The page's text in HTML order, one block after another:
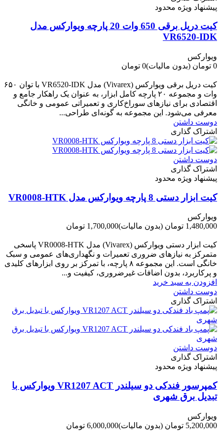
پیشنهاد ویژه محدود
کیت دریل برقی 650 وات 20 پارچه ویوارکس مدل
VR6520-IDK
ویوارکس
0 تومان
(بدون مالیات)0 تومان
کیت دریل برقی ویوارکس (Vivarex) مدل VR6520-IDK با توان ۶۵۰
وات و مجموعه ۲۰ پارچه کامل ابزار، به عنوان یک راهکار جامع و
اقتصادی برای نیازهای سوراخ‌کاری و تعمیراتی عمومی و خانگی
معرفی می‌شود. این مجموعه به گونه‌ای طراحی...
دوست داشتن
اشتراک گذاری
دوست داشتن
اشتراک گذاری
پیشنهاد ویژه محدود
کیت ابزار دستی 8 پارچه ویوارکس مدل VR0008-HTK
ویوارکس
1,480,000 تومان
(بدون مالیات)1,700,000 تومان
کیت ابزار دستی ویوارکس (Vivarex) مدل VR0008-HTK پاسخی
متمرکز به نیازهای ضروری تعمیرات و نگهداری‌های عمومی و سبک
خانگی است. این مجموعه ۸ پارچه، با تمرکز بر روی ابزارهای کلیدی
و پرکاربرد، بدون اضافات غیرضروری، کیفیت و...
افزودن به سبد خرید
دوست داشتن
اشتراک گذاری
دوست داشتن
اشتراک گذاری
پیشنهاد ویژه محدود
کمپرسور فندکی دو سیلندر VR1207 ACT ویوارکس با
تبدیل برق شهری
ویوارکس
5,200,000 تومان
(بدون مالیات)6,000,000 تومان